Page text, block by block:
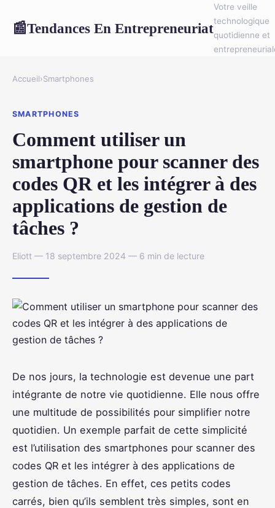
📰Tendances En Entrepreneuriat
Votre veille
technologique
quotidienne et
Accueil›Smartphones
SMARTPHONES
Comment utiliser un
smartphone pour scanner des
codes QR et les intégrer à des
applications de gestion de
tâches ?
Eliott — 18 septembre 2024 — 6 min de lecture
De nos jours, la technologie est devenue une part
intégrante de notre vie quotidienne. Elle nous offre
une multitude de possibilités pour simplifier notre
quotidien. Un exemple parfait de cette simplicité
est l’utilisation des smartphones pour scanner des
codes QR et les intégrer à des applications de
gestion de tâches. En effet, ces petits codes
carrés, bien qu’ils semblent très simples, sont en